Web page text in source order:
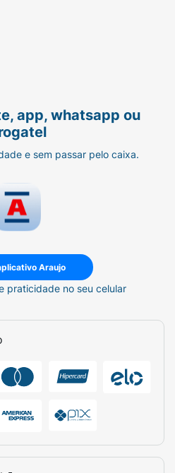
app, whatsapp ou
e sem passar pelo caixa.
Araujo
praticidade no seu celular